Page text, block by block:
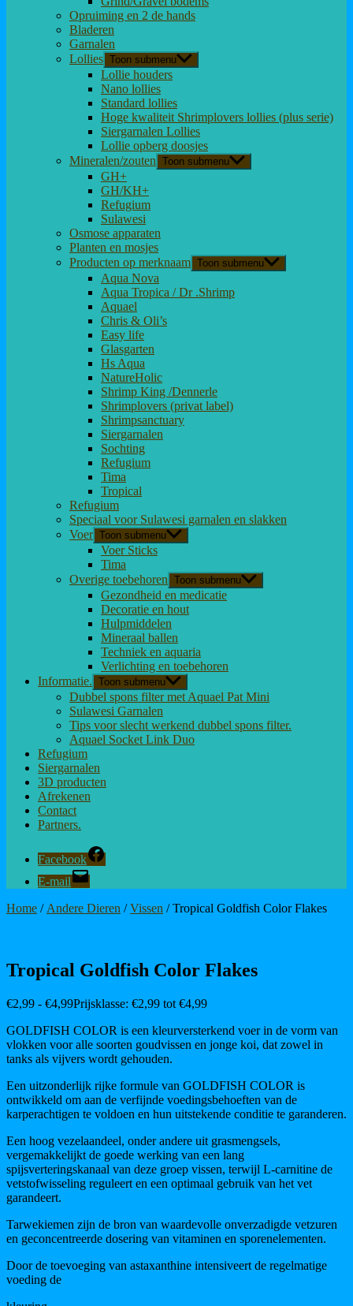
Opruiming en 2 de hands
Bladeren
Garnalen
Lollies Toon submenu
Lollie houders
Nano lollies
Standard lollies
Hoge kwaliteit Shrimplovers lollies (plus serie)
Siergarnalen Lollies
Lollie opberg doosjes
Mineralen/zouten Toon submenu
GH+
GH/KH+
Refugium
Sulawesi
Osmose apparaten
Planten en mosjes
Producten op merknaam Toon submenu
Aqua Nova
Aqua Tropica / Dr .Shrimp
Aquael
Chris & Oli’s
Easy life
Glasgarten
Hs Aqua
NatureHolic
Shrimp King /Dennerle
Shrimplovers (privat label)
Shrimpsanctuary
Siergarnalen
Sochting
Refugium
Tima
Tropical
Refugium
Speciaal voor Sulawesi garnalen en slakken
Voer Toon submenu
Voer Sticks
Tima
Overige toebehoren Toon submenu
Gezondheid en medicatie
Decoratie en hout
Hulpmiddelen
Mineraal ballen
Techniek en aquaria
Verlichting en toebehoren
Informatie. Toon submenu
Dubbel spons filter met Aquael Pat Mini
Sulawesi Garnalen
Tips voor slecht werkend dubbel spons filter.
Aquael Socket Link Duo
Refugium
Siergarnalen
3D producten
Afrekenen
Contact
Partners.
Facebook
E-mail
Home / Andere Dieren /Vissen / Tropical Goldfish Color Flakes
Tropical Goldfish Color Flakes
€2,99 - €4,99Prijsklasse: €2,99 tot €4,99
GOLDFISH COLOR is een kleurversterkend voer in de vorm van
vlokken voor alle soorten goudvissen en jonge koi, dat zowel in
tanks als vijvers wordt gehouden.
Een uitzonderlijk rijke formule van GOLDFISH COLOR is
ontwikkeld om aan de verfijnde voedingsbehoeften van de
karperachtigen te voldoen en hun uitstekende conditie te garanderen.
Een hoog vezelaandeel, onder andere uit grasmengsels,
vergemakkelijkt de goede werking van een lang
spijsverteringskanaal van deze groep vissen, terwijl L-carnitine de
vetstofwisseling reguleert en een optimaal gebruik van het vet
garandeert.
Tarwekiemen zijn de bron van waardevolle onverzadigde vetzuren
en geconcentreerde dosering van vitaminen en sporenelementen.
Door de toevoeging van astaxanthine intensiveert de regelmatige
voeding de